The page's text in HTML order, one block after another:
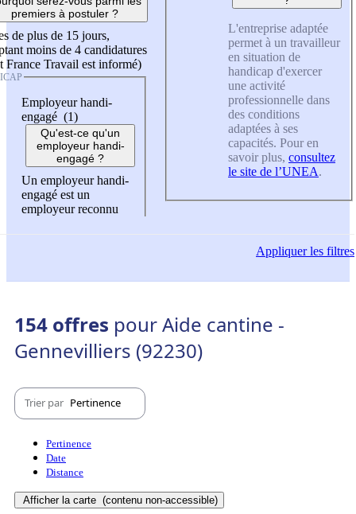
premiers à postuler ?
de plus de 15 jours,
moins de 4 candidatures
France Travail est informé)
Employeur handi-
engagé (1)
Qu'est-ce qu'un
employeur handi-
engagé ?
Un employeur handi-
engagé est un
employeur reconnu
L'entreprise adaptée
permet à un travailleur
en situation de
handicap d'exercer
une activité
professionnelle dans
des conditions
adaptées à ses
capacités. Pour en
savoir plus, consultez
le site de l’UNEA.
Appliquerles filtres
154 offres pour Aide cantine -
Gennevilliers (92230)
Trier par Pertinence
Pertinence
Date
Distance
Afficher la carte (contenu non-accessible)